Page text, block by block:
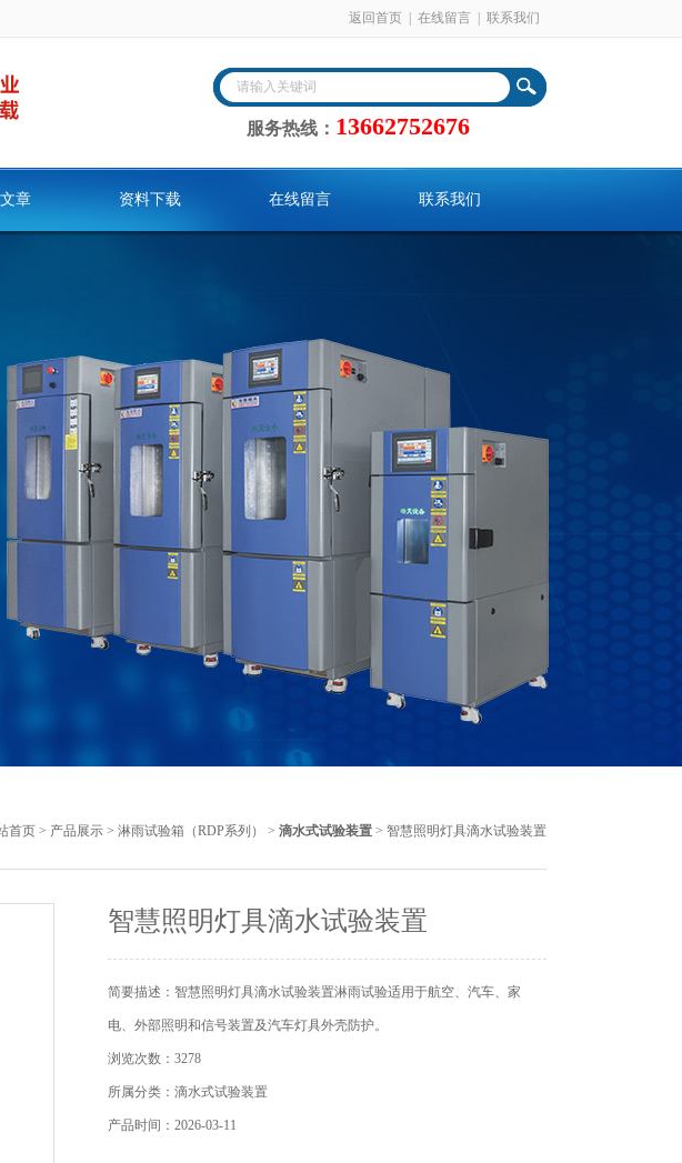
返回首页 在线留言 联系我们
服务热线： 13662752676
章 资料下载 在线留言 联系我们
首页 > 产品展示 > 淋雨试验箱（RDP系列） > 滴水式试验装置 > 智慧照明灯具滴水试验装置
智慧照明灯具滴水试验装置
简要描述：智慧照明灯具滴水试验装置淋雨试验适用于航空、汽车、家
电、外部照明和信号装置及汽车灯具外壳防护。
浏览次数：3278
所属分类：滴水式试验装置
产品时间：2026-03-11